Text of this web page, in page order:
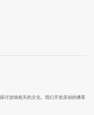
讨游戏相关的文化。我们开发原创的播客